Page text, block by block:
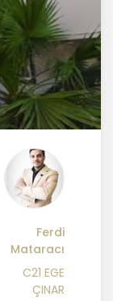
Ferdi
Mataracı
C21 EGE
ÇINAR